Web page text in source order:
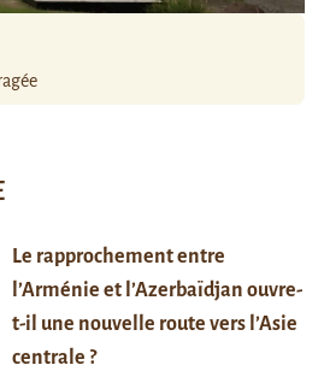
Le rapprochement entre
l’Arménie et l’Azerbaïdjan ouvre-
t-il une nouvelle route vers l’Asie
centrale ?